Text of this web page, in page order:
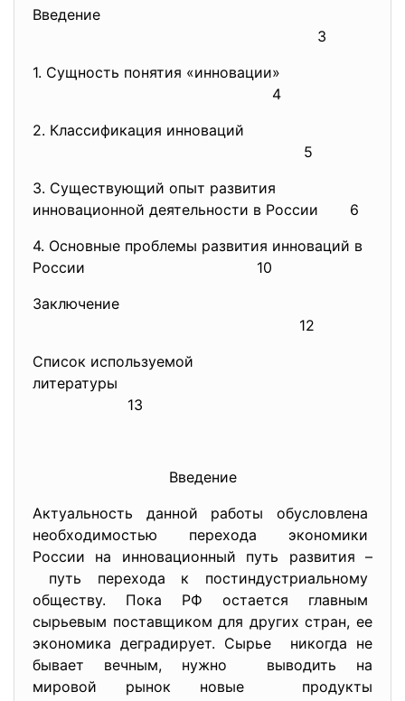
Введение
3
1. Сущность понятия «инновации»
4
2. Классификация инноваций
5
3. Существующий опыт развития
инновационной деятельности в России 6
4. Основные проблемы развития инноваций в
России
10
Заключение
12
Список используемой
литературы
13
Введение
Актуальность данной работы обусловлена
необходимостью перехода экономики
России на инновационный путь развития –
путь перехода к постиндустриальному
обществу. Пока РФ остается главным
сырьевым поставщиком для других стран, ее
экономика деградирует. Сырье никогда не
бывает вечным, нужно выводить на
мировой рынок новые продукты